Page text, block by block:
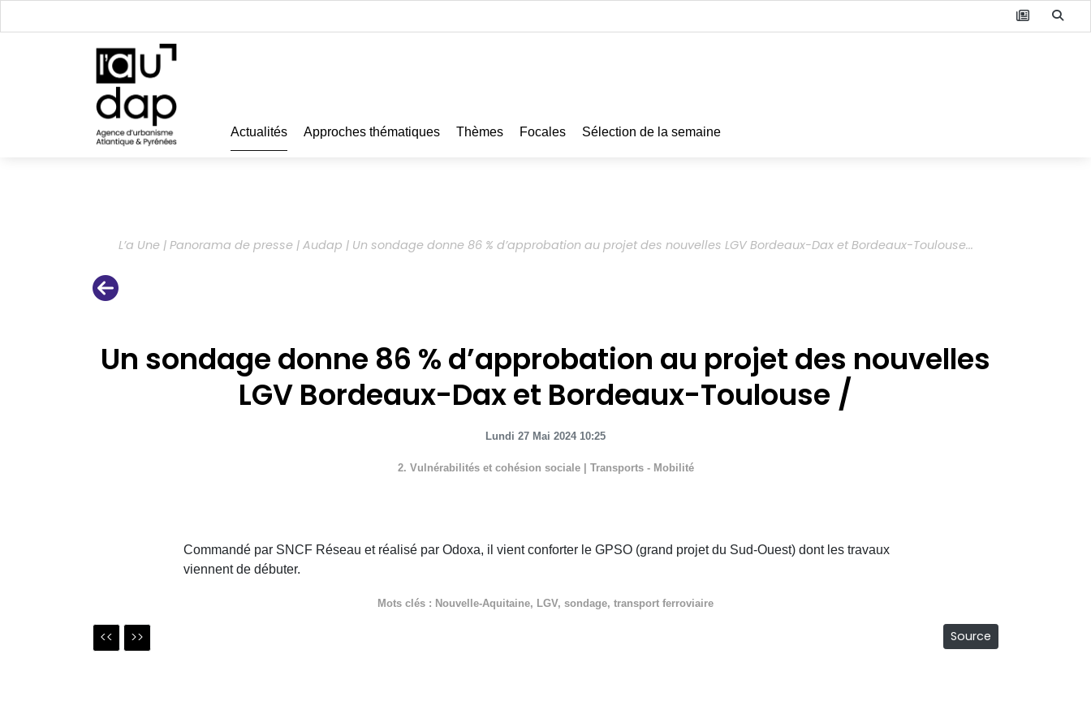
Actualités Approches thématiques Thèmes Focales Sélection de la semaine
L’a Une | Panorama de presse | Audap | Un sondage donne 86 % d’approbation au projet des nouvelles LGV Bordeaux-Dax et Bordeaux-Toulouse...
Un sondage donne 86 % d’approbation au projet des nouvelles
LGV Bordeaux-Dax et Bordeaux-Toulouse
Lundi 27 Mai 2024 10:25
2. Vulnérabilités et cohésion sociale | Transports - Mobilité
Commandé par SNCF Réseau et réalisé par Odoxa, il vient conforter le GPSO (grand projet du Sud-Ouest) dont les travaux
viennent de débuter.
Mots clés : Nouvelle-Aquitaine, LGV, sondage, transport ferroviaire
<< >> Source